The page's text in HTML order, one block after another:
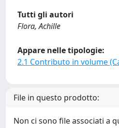
Tutti gli autori
Flora, Achille
Appare nelle tipologie:
2.1 Contributo in volume
File in questo prodotto:
Non ci sono file associati a